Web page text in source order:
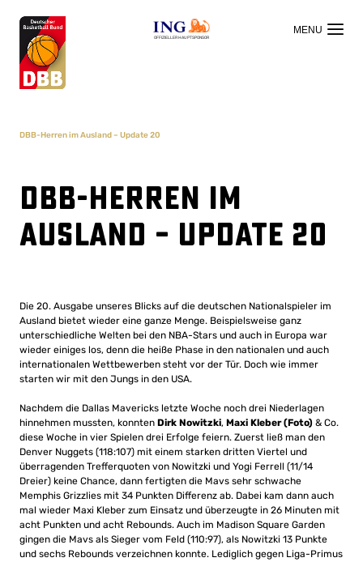
OFFIZIELLER HAUPTSPONSOR
DBB-Herren im Ausland – Update 20
DBB-Herren im
Ausland – Update 20
Die 20. Ausgabe unseres Blicks auf die deutschen Nationalspieler im
Ausland bietet wieder eine ganze Menge. Beispielsweise ganz
unterschiedliche Welten bei den NBA-Stars und auch in Europa war
wieder einiges los, denn die heiße Phase in den nationalen und auch
internationalen Wettbewerben steht vor der Tür. Doch wie immer
starten wir mit den Jungs in den USA.
Nachdem die Dallas Mavericks letzte Woche noch drei Niederlagen
hinnehmen mussten, konnten Dirk Nowitzki, Maxi Kleber (Foto) & Co.
diese Woche in vier Spielen drei Erfolge feiern. Zuerst ließ man den
Denver Nuggets (118:107) mit einem starken dritten Viertel und
überragenden Trefferquoten von Nowitzki und Yogi Ferrell (11/14
Dreier) keine Chance, dann fertigten die Mavs sehr schwache
Memphis Grizzlies mit 34 Punkten Differenz ab. Dabei kam dann auch
mal wieder Maxi Kleber zum Einsatz und überzeugte in 26 Minuten mit
acht Punkten und acht Rebounds. Auch im Madison Square Garden
gingen die Mavs als Sieger vom Feld (110:97), als Nowitzki 13 Punkte
und sechs Rebounds verzeichnen konnte. Lediglich gegen Liga-Primus